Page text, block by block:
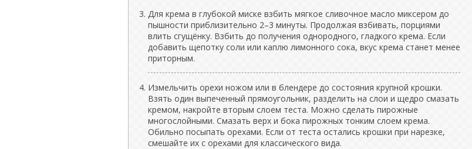
Для крема в глубокой миске взбить мягкое сливочное масло миксером до
пышности приблизительно 2–3 минуты. Продолжая взбивать, порциями
влить сгущёнку. Взбить до получения однородного, гладкого крема. Если
добавить щепотку соли или каплю лимонного сока, вкус крема станет менее
приторным.
Измельчить орехи ножом или в блендере до состояния крупной крошки.
Взять один выпеченный прямоугольник, разделить на слои и щедро смазать
кремом, накройте вторым слоем теста. Можно сделать пирожные
многослойными. Смазать верх и бока пирожных тонким слоем крема.
Обильно посыпать орехами. Если от теста остались крошки при нарезке,
смешайте их с орехами для классического вида.